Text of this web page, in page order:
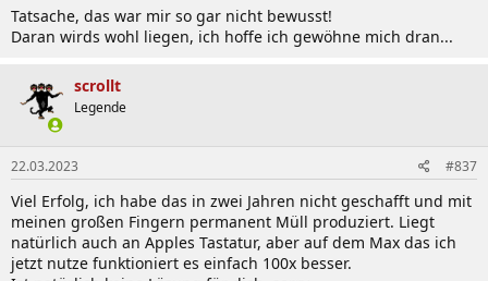
Tatsache, das war mir so gar nicht bewusst!
Daran wirds wohl liegen, ich hoffe ich gewöhne mich dran...
scrollt
Legende
22.03.2023 #837
Viel Erfolg, ich habe das in zwei Jahren nicht geschafft und mit
meinen großen Fingern permanent Müll produziert. Liegt
natürlich auch an Apples Tastatur, aber auf dem Max das ich
jetzt nutze funktioniert es einfach 100x besser.